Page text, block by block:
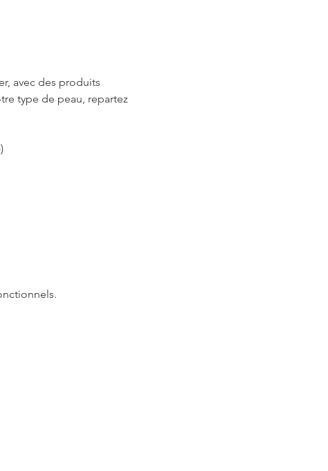
avec des produits
type de peau, repartez
Un moment chaleureux d'apprentissage et de partage, dans la joie et la bienveillance :-)